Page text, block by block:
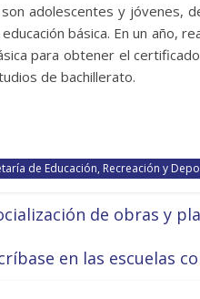
son adolescentes y
básica. En un año,
para obtener el
de bachillerato.
de Educación, Recreación y
de obras y
en las escuelas